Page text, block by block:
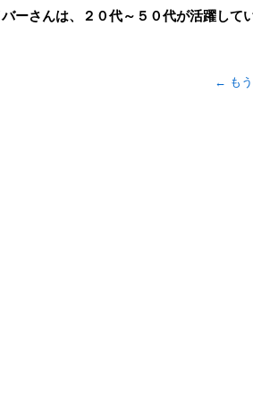
バーさんは、２０代～５０代が活躍して
← も